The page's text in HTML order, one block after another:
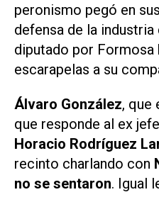
peronismo pegó en
defensa de la
diputado por Formosa
escarapelas a su
Álvaro González, que
que responde al ex
Horacio Rodríguez
recinto charlando con
no se sentaron. Igual